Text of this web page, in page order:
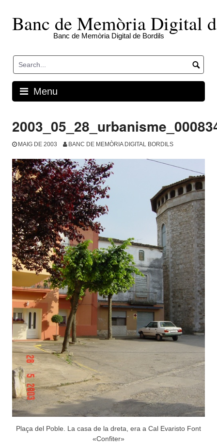
contentBanc de Memòria Digital
Banc de Memòria Digital de Bordils
Menu
MAIG DE 2003 BANC DE MEMÒRIA DIGITAL BORDILS
Plaça del Poble. La casa de la dreta, era a Cal Evaristo Font
«Confiter»